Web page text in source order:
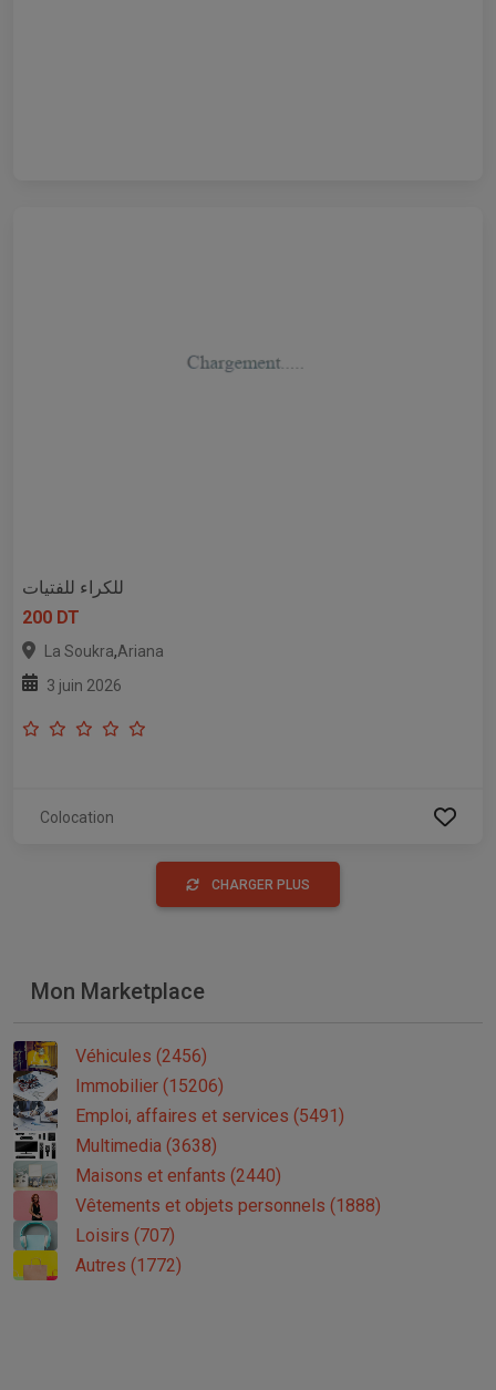
للكراء للفتيات
200 DT
La Soukra,Ariana
3 juin 2026
Colocation
CHARGER PLUS
Mon Marketplace
Véhicules (2456)
Immobilier (15206)
Emploi, affaires et services (5491)
Multimedia (3638)
Maisons et enfants (2440)
Vêtements et objets personnels (1888)
Loisirs (707)
Autres (1772)